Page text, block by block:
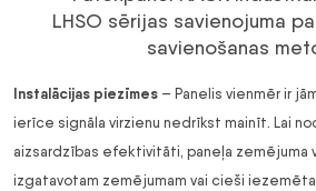
LHSO sērijas savienojuma
savienošanas
Instalācijas piezīmes – Panelis vienmēr ir
ierīce signāla virzienu nedrīkst mainīt. Lai
aizsardzības efektivitāti, paneļa zemējuma
izgatavotam zemējumam vai cieši